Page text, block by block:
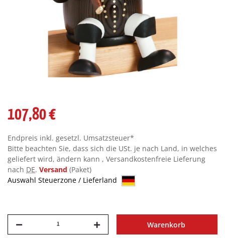
107,80 €
Endpreis inkl. gesetzl. Umsatzsteuer*
Bitte beachten Sie, dass sich die USt. je nach Land, in welches
geliefert wird, ändern kann , Versandkostenfreie Lieferung
nach DE. Versand (Paket)
Auswahl Steuerzone / Lieferland
Warenkorb